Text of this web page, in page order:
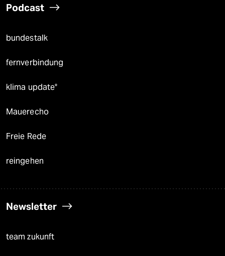
Podcast
bundestalk
fernverbindung
klima update°
Mauerecho
Freie Rede
reingehen
Newsletter
team zukunft